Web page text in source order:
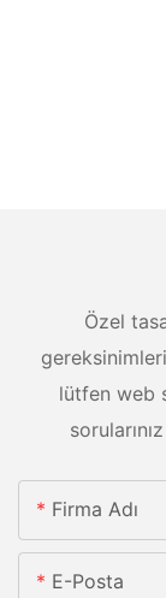
Özel
lütfen web
Firma Adı
E-Posta